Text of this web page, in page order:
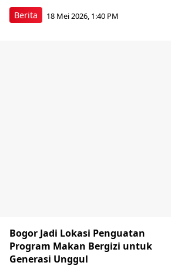
Berita 18 Mei 2026, 1:40 PM
Bogor Jadi Lokasi Penguatan
Program Makan Bergizi untuk
Generasi Unggul